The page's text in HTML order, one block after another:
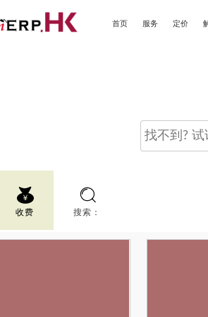
首页 服务 定价
收费 搜索：